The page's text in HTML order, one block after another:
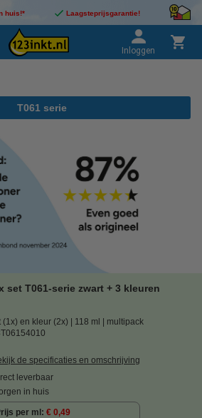
huis!* Laagsteprijsgarantie!
Inloggen
T061 serie
set T061-serie zwart + 3 kleuren
(1x) en kleur (2x) 118 ml
multipack
de specificaties en omschrijving
leverbaar
in huis
per ml € 0,49